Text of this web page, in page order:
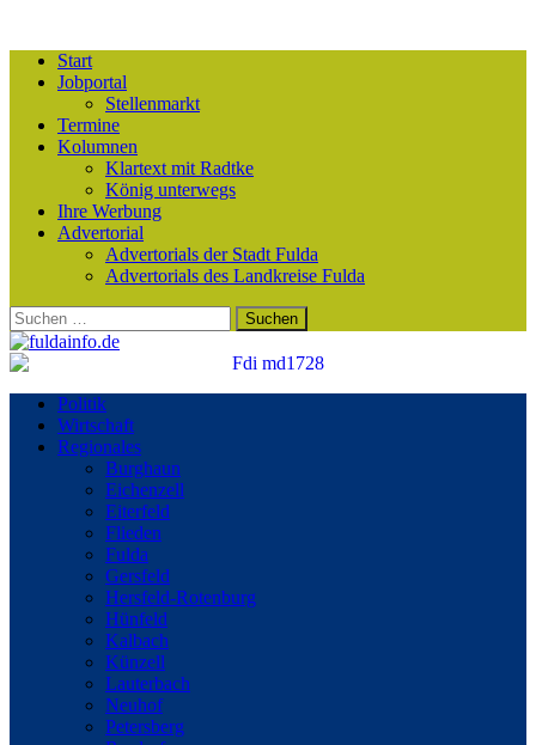
Start
Jobportal
Stellenmarkt
Termine
Kolumnen
Klartext mit Radtke
König unterwegs
Ihre Werbung
Advertorial
Advertorials der Stadt Fulda
Advertorials des Landkreise Fulda
Suchen
nach:
Politik
Wirtschaft
Regionales
Burghaun
Eichenzell
Eiterfeld
Flieden
Fulda
Gersfeld
Hersfeld-Rotenburg
Hünfeld
Kalbach
Künzell
Lauterbach
Neuhof
Petersberg